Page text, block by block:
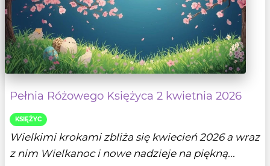
Pełnia Różowego Księżyca 2 kwietnia 2026
KSIĘŻYC
Wielkimi krokami zbliża się kwiecień 2026 a wraz
z nim Wielkanoc i nowe nadzieje na piękną...